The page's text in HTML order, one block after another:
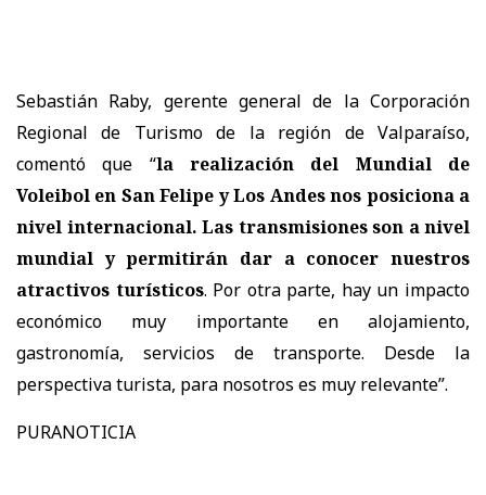
Sebastián Raby, gerente general de la Corporación
Regional de Turismo de la región de Valparaíso,
comentó que “la realización del Mundial de
Voleibol en San Felipe y Los Andes nos posiciona a
nivel internacional. Las transmisiones son a nivel
mundial y permitirán dar a conocer nuestros
atractivos turísticos. Por otra parte, hay un impacto
económico muy importante en alojamiento,
gastronomía, servicios de transporte. Desde la
perspectiva turista, para nosotros es muy relevante”.
PURANOTICIA